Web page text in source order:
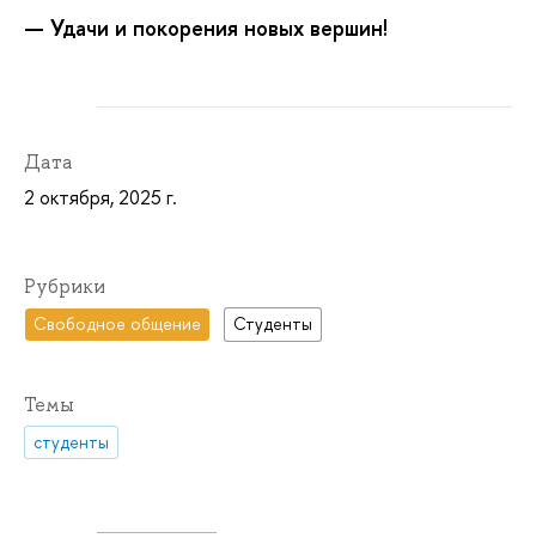
— Удачи и покорения новых вершин!
Дата
2 октября, 2025 г.
Рубрики
Свободное общение Студенты
Темы
студенты